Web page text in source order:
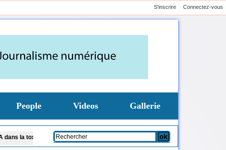
Connectez-vous
S'inscrire
People Videos Gallerie
la maintenance biomédicale Hausse présumé de la subvention à la